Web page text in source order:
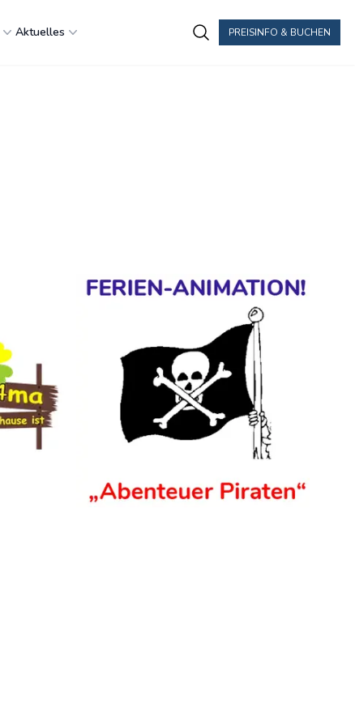
PREISINFO & BUCHEN
Aktuelles